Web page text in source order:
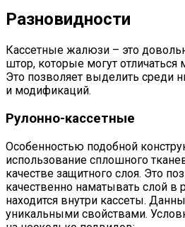
Разновидности
Кассетные жалюзи – это
штор, которые могут
Это позволяет выделить среди
и модификаций.
Рулонно-кассетные
Особенностью подобной
использование сплошного
качестве защитного слоя. Это
качественно наматывать слой в
находится внутри кассеты.
уникальными свойствами.